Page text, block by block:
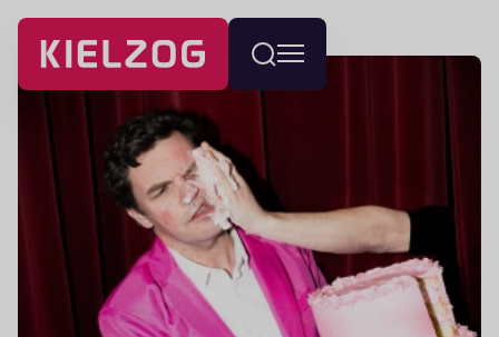
Navigatie
overslaan
Wissel
menu